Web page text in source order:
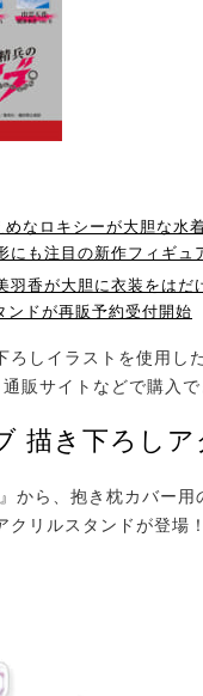
なロキシーが大胆な水
にも注目の新作フィギュ
羽香が大胆に衣装をは
ドが再販予約受付開始
しイラストを使用し
販サイトなどで購入で
描き下ろし
から、抱き枕カバー用
リルスタンドが登場！